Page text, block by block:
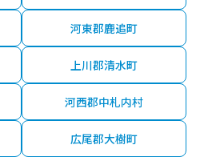
河東郡鹿追町
上川郡清水町
河西郡中札内村
広尾郡大樹町